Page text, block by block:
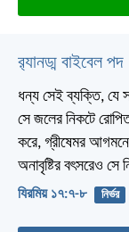
র‌্যানড্ম বাইবেল পদ
ধন্য সেই ব্যক্তি, যে
সে জলের নিকটে
করে, গ্রীষেমর
অনাবৃষ্টির বৎসরেও সে
যিরমিয় ১৭:৭-৮ নির্ভর